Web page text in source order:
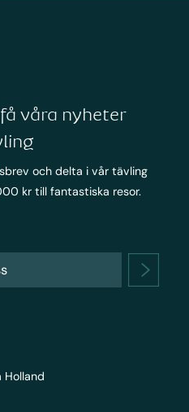
våra nyheter
och delta i vår tävling
kr till fantastiska resor.
Holland